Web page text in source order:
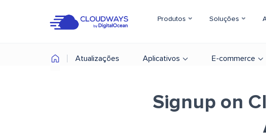
Produtos Soluções
Atualizações Aplicativos E-commerce
Signup on